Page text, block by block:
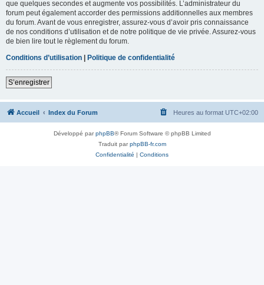
que quelques secondes et augmente vos possibilités. L’administrateur du
forum peut également accorder des permissions additionnelles aux membres
du forum. Avant de vous enregistrer, assurez-vous d’avoir pris connaissance
de nos conditions d’utilisation et de notre politique de vie privée. Assurez-vous
de bien lire tout le règlement du forum.
Conditions d’utilisation | Politique de confidentialité
S’enregistrer
Accueil Index du Forum Heures au format UTC+02:00
Développé parphpBB® Forum Software © phpBB Limited
Traduit parphpBB-fr.com
Confidentialité | Conditions